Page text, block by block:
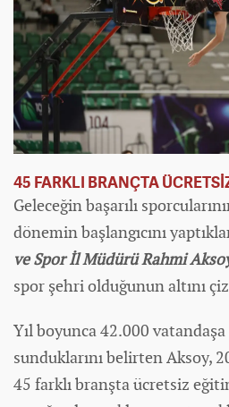
45 FARKLI BRANÇTA
Geleceğin başarılı
dönemin başlangıcını
ve Spor İl Müdürü Rahmi
spor şehri olduğunun altını
Yıl boyunca 42.000
sunduklarını belirten Aksoy,
45 farklı branşta ücretsiz